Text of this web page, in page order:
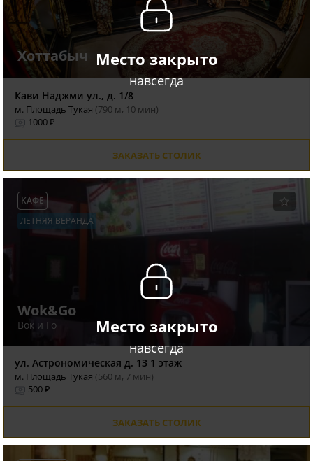
Место закрыто
навсегда
Хоттабыч
Кави Наджми ул., д. 1/8
м. Площадь Тукая (790 м, 10 мин)
1000 ₽
ЗАКАЗАТЬ СТОЛИК
Место закрыто
навсегда
КАФЕ
ЛЕТНЯЯ ВЕРАНДА
Wok&Go
Вок и Го
ул. Астрономическая д. 13 1 этаж
м. Площадь Тукая (560 м, 7 мин)
500 ₽
ЗАКАЗАТЬ СТОЛИК